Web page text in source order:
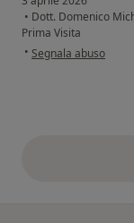
• Dott. Domenico
Prima Visita
• secondo l'opinione
Segnala abuso